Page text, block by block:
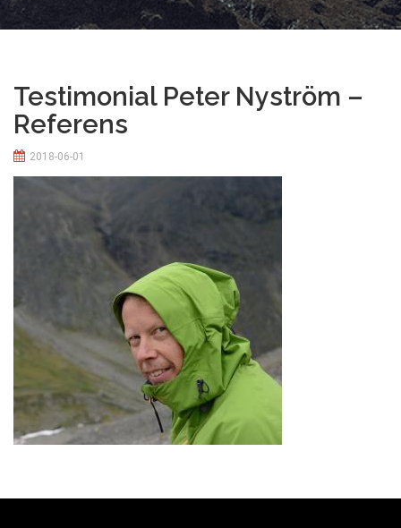
Testimonial Peter Nyström –
Referens
2018-06-01